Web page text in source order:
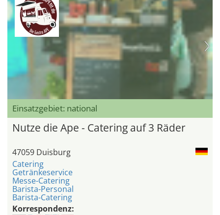
Einsatzgebiet: national
Nutze die Ape - Catering auf 3 Räder
47059 Duisburg
Catering
Getränkeservice
Messe-Catering
Barista-Personal
Barista-Catering
Korrespondenz: